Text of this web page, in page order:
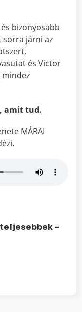
bizonyosabb
sorra járni az
és Victor
mindez
amit tud.
MÁRAI
teljesebbek –